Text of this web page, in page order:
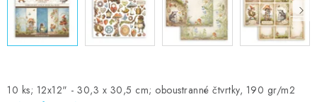
10 ks; 12x12" - 30,3 x 30,5 cm; oboustranné čtvrtky, 190 gr/m2